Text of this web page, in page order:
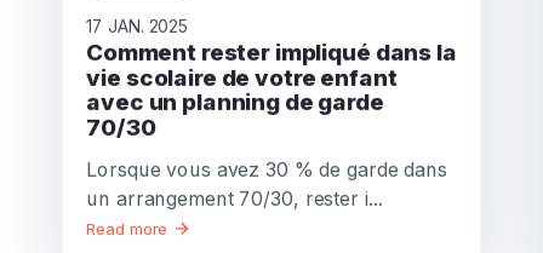
17 JAN. 2025
Comment rester impliqué dans la
vie scolaire de votre enfant
avec un planning de garde
70/30
Lorsque vous avez 30 % de garde dans
un arrangement 70/30, rester i...
Read more